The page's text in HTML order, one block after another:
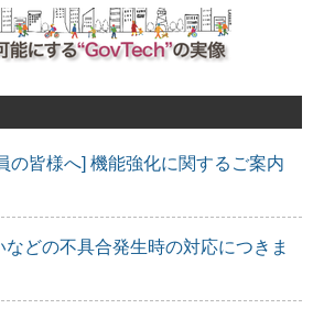
の皆様へ] 機能強化に関するご案内
どの不具合発生時の対応につきま